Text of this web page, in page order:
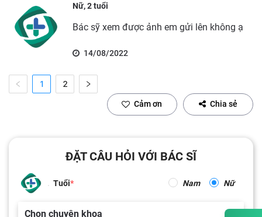
Nữ, 2 tuổi
Bác sỹ xem được ảnh em gửi lên không ạ
14/08/2022
1 2
Cảm ơn Chia sẻ
ĐẶT CÂU HỎI VỚI BÁC SĨ
Tuổi Nam Nữ
Chọn chuyên khoa